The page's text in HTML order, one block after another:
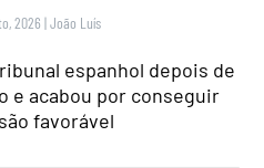
2026 |João Luís
espanhol depois de
e acabou por conseguir
favorável